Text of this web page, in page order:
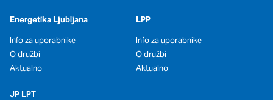
Energetika Ljubljana
Info za uporabnike
O družbi
Aktualno
JP LPT
LPP
Info za uporabnike
O družbi
Aktualno